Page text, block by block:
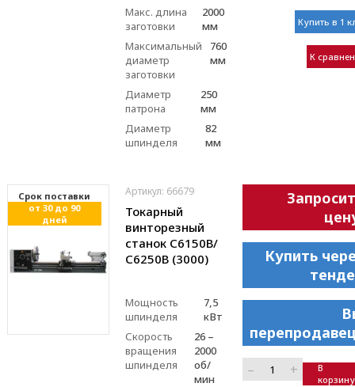
Макс. длина
заготовки
2000
мм
Максимальный
диаметр
заготовки
760
мм
Диаметр
патрона
250
мм
Диаметр
шпинделя
82
мм
Купить в 1
К
Cрок поставки
от 30 до 90
дней
Артикул: 66679
Токарный
винторезный
станок С6150В/
С6250В (3000)
Мощность
шпинделя
7,5
кВт
Скорость
вращения
шпинделя
26 –
2000
об/
мин
Купить
– +
В
корзину